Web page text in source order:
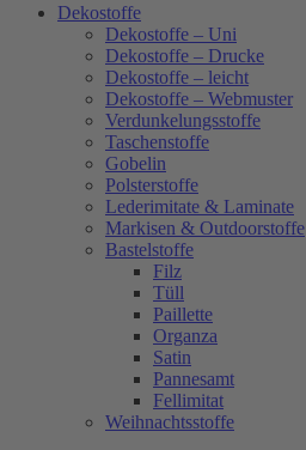
Dekostoffe
Dekostoffe – Uni
Dekostoffe – Drucke
Dekostoffe – leicht
Dekostoffe – Webmuster
Verdunkelungsstoffe
Taschenstoffe
Gobelin
Polsterstoffe
Lederimitate & Laminate
Markisen & Outdoorstoffe
Bastelstoffe
Filz
Tüll
Paillette
Organza
Satin
Pannesamt
Fellimitat
Weihnachtsstoffe